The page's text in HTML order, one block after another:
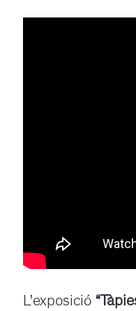
L’exposició